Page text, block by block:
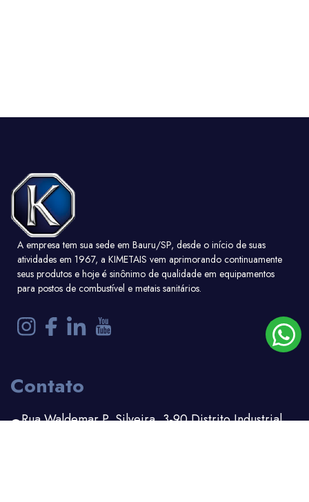
A empresa tem sua sede em Bauru/SP, desde o início de suas
atividades em 1967, a KIMETAIS vem aprimorando continuamente
seus produtos e hoje é sinônimo de qualidade em equipamentos
para postos de combustível e metais sanitários.
Contato
Rua Waldemar P. Silveira, 3-90 Distrito Industrial